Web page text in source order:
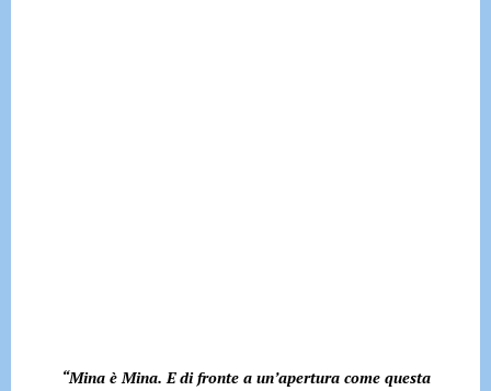
“Mina è Mina. E di fronte a un’apertura come questa